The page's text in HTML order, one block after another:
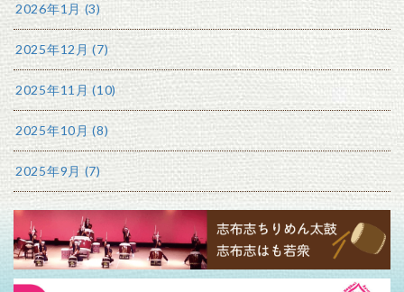
2026年1月 (3)
2025年12月 (7)
2025年11月 (10)
2025年10月 (8)
2025年9月 (7)